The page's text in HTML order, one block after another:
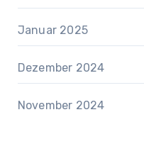
Januar 2025
Dezember 2024
November 2024